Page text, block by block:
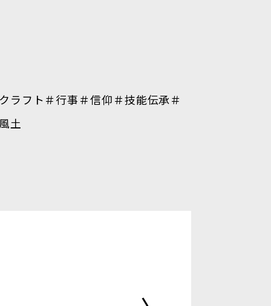
ラフト＃行事＃信仰＃技能伝承＃
土